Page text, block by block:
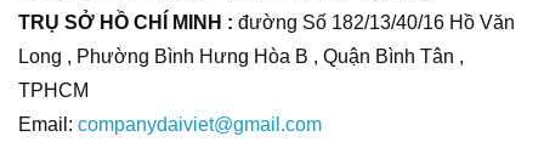
TRỤ SỞ HỒ CHÍ MINH : đường Số 182/13/40/16 Hồ Văn
Long , Phường Bình Hưng Hòa B , Quận Bình Tân ,
TPHCM
Email: companydaiviet@gmail.com